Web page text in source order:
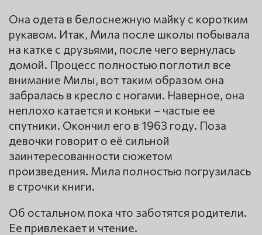
Она одета в белоснежную майку с коротким
рукавом. Итак, Мила после школы побывала
на катке с друзьями, после чего вернулась
домой. Процесс полностью поглотил все
внимание Милы, вот таким образом она
забралась в кресло с ногами. Наверное, она
неплохо катается и коньки – частые ее
спутники. Окончил его в 1963 году. Поза
девочки говорит о её сильной
заинтересованности сюжетом
произведения. Мила полностью погрузилась
в строчки книги.
Об остальном пока что заботятся родители.
Ее привлекает и чтение.